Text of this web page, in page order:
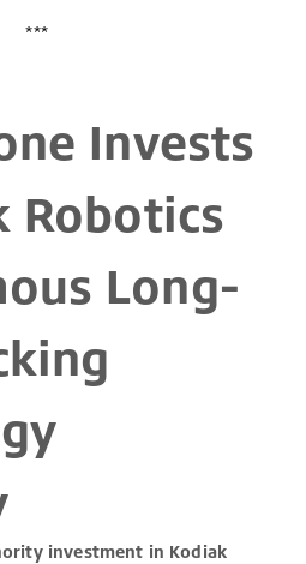
***
Invests
Robotics
Long-
investment in Kodiak